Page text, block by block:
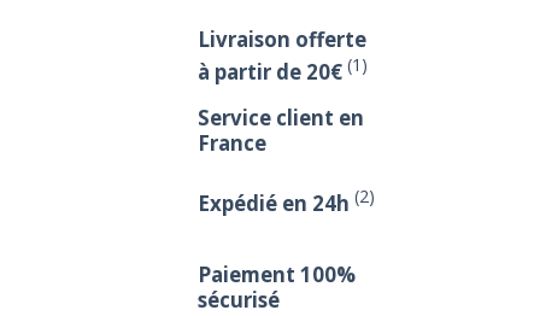
Livraison offerte
à partir de 20€ (1)
Service client en
France
Expédié en 24h (2)
Paiement 100%
sécurisé